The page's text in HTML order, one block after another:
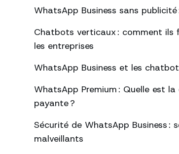
WhatsApp Business sans
Chatbots verticaux : comment
les entreprises
WhatsApp Business et les
WhatsApp Premium : Quelle est
payante ?
Sécurité de WhatsApp Business :
malveillants